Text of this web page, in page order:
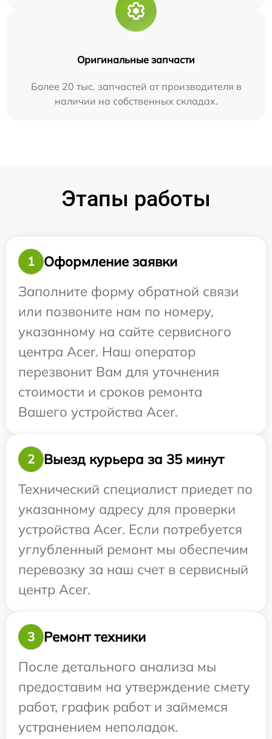
Оригинальные запчасти
Более 20 тыс. запчастей от производителя в
наличии на собственных складах.
Этапы работы
1
Оформление заявки
Заполните форму обратной связи
или позвоните нам по номеру,
указанному на сайте сервисного
центра Acer. Наш оператор
перезвонит Вам для уточнения
стоимости и сроков ремонта
Вашего устройства Acer.
2
Выезд курьера за 35 минут
Технический специалист приедет по
указанному адресу для проверки
устройства Acer. Если потребуется
углубленный ремонт мы обеспечим
перевозку за наш счет в сервисный
центр Acer.
3
Ремонт техники
После детального анализа мы
предоставим на утверждение смету
работ, график работ и займемся
устранением неполадок.